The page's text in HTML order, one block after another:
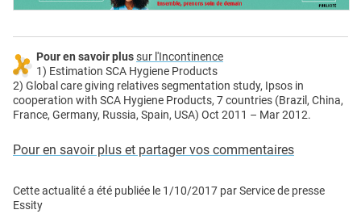
Pour en savoir plussur l'Incontinence
1) Estimation SCA Hygiene Products
2) Global care giving relatives segmentation study, Ipsos in
cooperation with SCA Hygiene Products, 7 countries (Brazil, China,
France, Germany, Russia, Spain, USA) Oct 2011 – Mar 2012.
Pour en savoir plus et partager vos commentaires
Cette actualité a été publiée le 1/10/2017 parService de presse
Essity